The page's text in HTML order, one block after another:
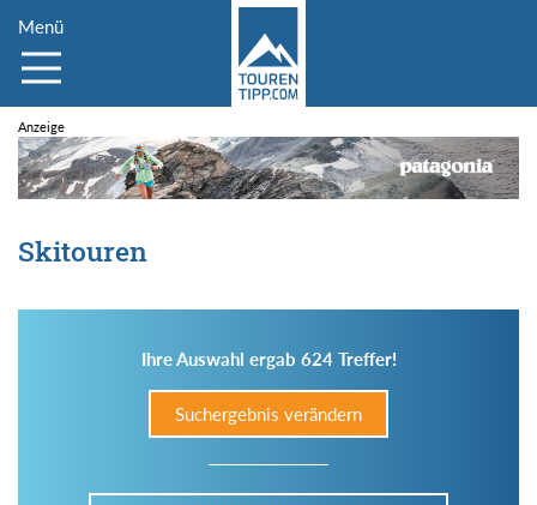
Menü
Skitouren
Ihre Auswahl ergab 624 Treffer!
Suchergebnis verändern